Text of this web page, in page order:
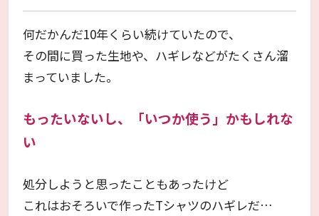
何だかんだ10年くらい続けていたので、
その間に買った生地や、ハギレなどがたくさん溜
まっていました。
もったいないし、「いつか使う」かもしれな
い
処分しようと思ったこともあったけど
これはおそろいで作ったTシャツのハギレだ…